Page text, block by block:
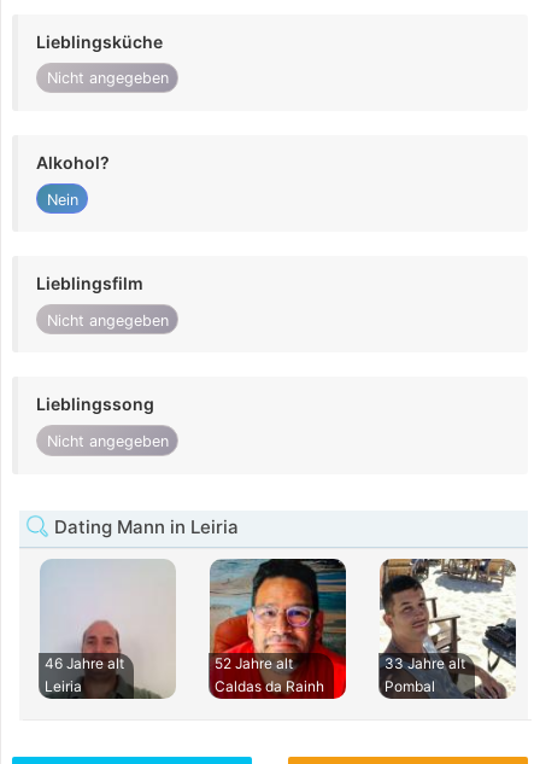
Lieblingsküche
Nicht angegeben
Alkohol?
Nein
Lieblingsfilm
Nicht angegeben
Lieblingssong
Nicht angegeben
Dating Mann in Leiria
46 Jahre alt
Leiria
52 Jahre alt
Caldas da Rainh
33 Jahre alt
Pombal